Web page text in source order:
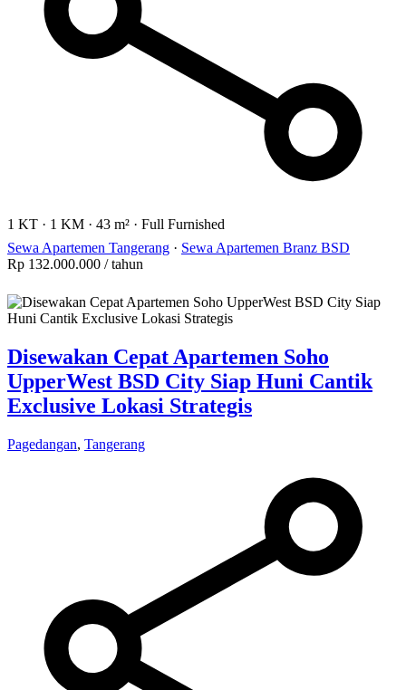
1 KT · 1 KM · 43 m² · Full Furnished
Sewa Apartemen Tangerang · Sewa Apartemen Branz BSD
Rp 132.000.000 / tahun
Disewakan Cepat Apartemen Soho
UpperWest BSD City Siap Huni Cantik
Exclusive Lokasi Strategis
Pagedangan, Tangerang